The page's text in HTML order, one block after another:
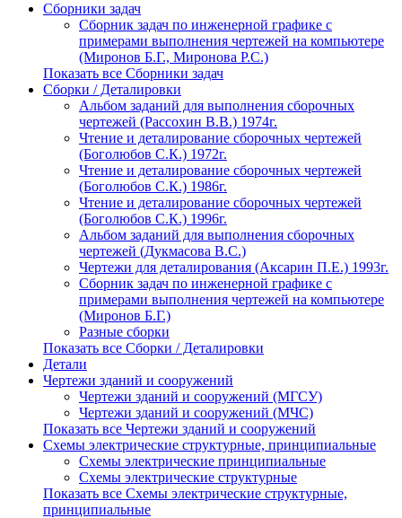
Сборники задач
Сборник задач по инженерной графике с
примерами выполнения чертежей на компьютере
(Миронов Б.Г., Миронова Р.С.)
Показать все Сборники задач
Сборки / Деталировки
Альбом заданий для выполнения сборочных
чертежей (Рассохин В.В.) 1974г.
Чтение и деталирование сборочных чертежей
(Боголюбов С.К.) 1972г.
Чтение и деталирование сборочных чертежей
(Боголюбов С.К.) 1986г.
Чтение и деталирование сборочных чертежей
(Боголюбов С.К.) 1996г.
Альбом заданий для выполнения сборочных
чертежей (Дукмасова В.С.)
Чертежи для деталирования (Аксарин П.Е.) 1993г.
Сборник задач по инженерной графике с
примерами выполнения чертежей на компьютере
(Миронов Б.Г.)
Разные сборки
Показать все Сборки / Деталировки
Детали
Чертежи зданий и сооружений
Чертежи зданий и сооружений (МГСУ)
Чертежи зданий и сооружений (МЧС)
Показать все Чертежи зданий и сооружений
Схемы электрические структурные, принципиальные
Схемы электрические принципиальные
Схемы электрические структурные
Показать все Схемы электрические структурные,
принципиальные